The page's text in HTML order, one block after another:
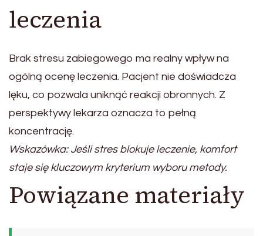
leczenia
Brak stresu zabiegowego ma realny wpływ na
ogólną ocenę leczenia. Pacjent nie doświadcza
lęku, co pozwala uniknąć reakcji obronnych. Z
perspektywy lekarza oznacza to pełną
koncentrację.
Wskazówka: Jeśli stres blokuje leczenie, komfort
staje się kluczowym kryterium wyboru metody.
Powiązane materiały